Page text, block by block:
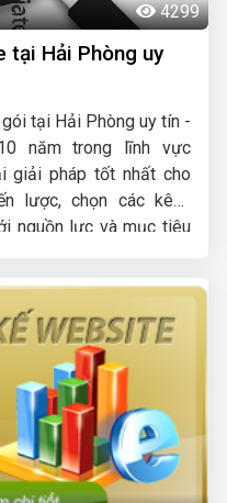
4299
tại Hải Phòng uy
tại Hải Phòng uy tín -
năm trong lĩnh vực
giải pháp tốt nhất cho
lược, chọn các kênh
nguồn lực và mục tiêu
hãy cùng chúng tôi tìm
các thứ cần chuẩn bị
triển khai...